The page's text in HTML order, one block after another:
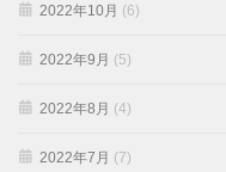
2022年10月 (6)
2022年9月 (5)
2022年8月 (4)
2022年7月 (7)